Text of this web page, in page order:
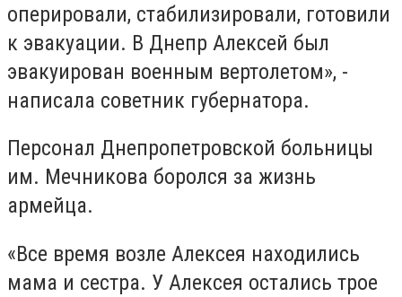
оперировали, стабилизировали, готовили
к эвакуации. В Днепр Алексей был
эвакуирован военным вертолетом», -
написала советник губернатора.
Персонал Днепропетровской больницы
им. Мечникова боролся за жизнь
армейца.
«Все время возле Алексея находились
мама и сестра. У Алексея остались трое